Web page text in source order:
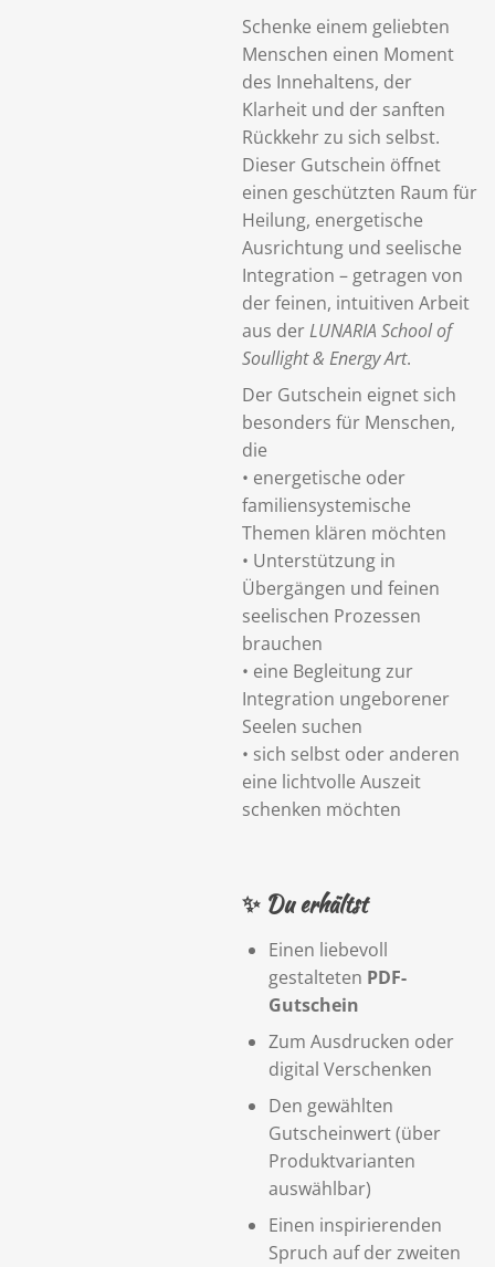
Schenke einem geliebten
Menschen einen Moment
des Innehaltens, der
Klarheit und der sanften
Rückkehr zu sich selbst.
Dieser Gutschein öffnet
einen geschützten Raum für
Heilung, energetische
Ausrichtung und seelische
Integration – getragen von
der feinen, intuitiven Arbeit
aus derLUNARIA School of
Soullight & Energy Art.
Der Gutschein eignet sich
besonders für Menschen,
die
• energetische oder
familiensystemische
Themen klären möchten
• Unterstützung in
Übergängen und feinen
seelischen Prozessen
brauchen
• eine Begleitung zur
Integration ungeborener
Seelen suchen
• sich selbst oder anderen
eine lichtvolle Auszeit
schenken möchten
✨ Du erhältst
Einen liebevoll
gestalteten PDF-
Gutschein
Zum Ausdrucken oder
digital Verschenken
Den gewählten
Gutscheinwert (über
Produktvarianten
auswählbar)
Einen inspirierenden
Spruch auf der zweiten